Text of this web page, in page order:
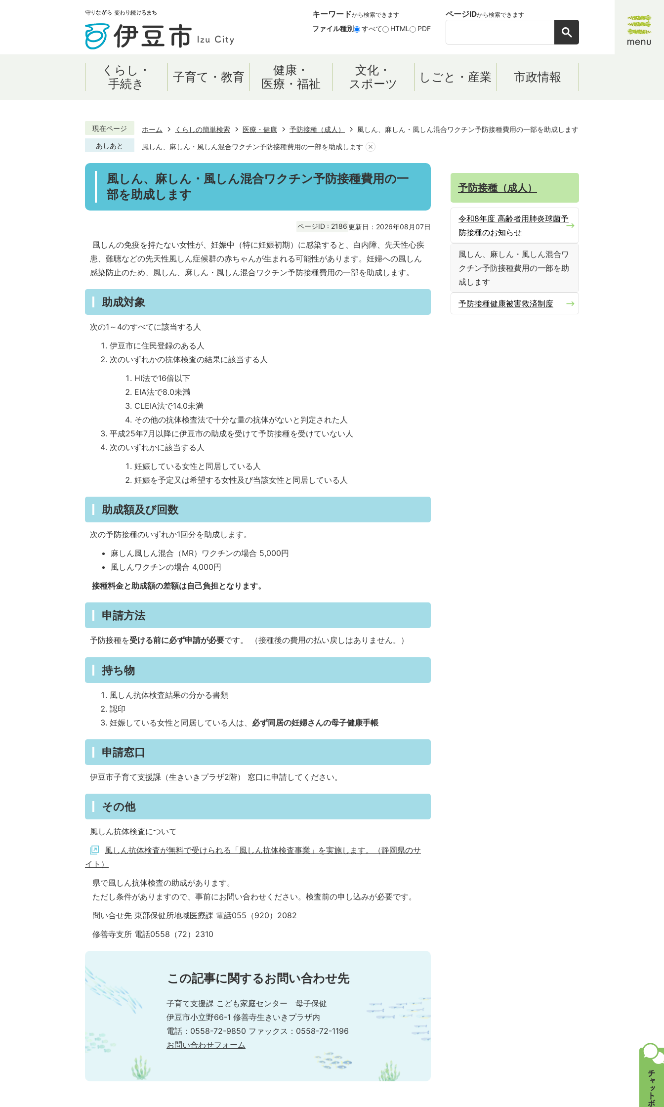
キーワードから検索できます
ファイル種別 すべて HTML PDF
ページIDから検索できます
くらし・
手続き
子育て・教育
健康・
医療・福祉
文化・
スポーツ
しごと・産業 市政情報
現在ページ ホーム くらしの簡単検索 医療・健康 予防接種（成人）
風しん、麻しん・風しん混合ワクチン予防接種費用の一部を助成します
あしあと
風しん、麻しん・風しん混合ワクチン予防接種費用の一部を助成します
風しん、麻しん・風しん混合ワクチン予防接種費用の一
部を助成します
ページID : 2186更新日：2026年08月07日
風しんの免疫を持たない女性が、妊娠中（特に妊娠初期）に感染すると、白内障、先天性心疾
患、難聴などの先天性風しん症候群の赤ちゃんが生まれる可能性があります。妊婦への風しん
感染防止のため、風しん、麻しん・風しん混合ワクチン予防接種費用の一部を助成します。
助成対象
次の1～4のすべてに該当する人
伊豆市に住民登録のある人
次のいずれかの抗体検査の結果に該当する人
HI法で16倍以下
EIA法で8.0未満
CLEIA法で14.0未満
その他の抗体検査法で十分な量の抗体がないと判定された人
平成25年7月以降に伊豆市の助成を受けて予防接種を受けていない人
次のいずれかに該当する人
妊娠している女性と同居している人
妊娠を予定又は希望する女性及び当該女性と同居している人
助成額及び回数
次の予防接種のいずれか1回分を助成します。
麻しん風しん混合（MR）ワクチンの場合 5,000円
風しんワクチンの場合 4,000円
接種料金と助成額の差額は自己負担となります。
申請方法
予防接種を受ける前に必ず申請が必要です。 （接種後の費用の払い戻しはありません。）
持ち物
風しん抗体検査結果の分かる書類
認印
妊娠している女性と同居している人は、 必ず同居の妊婦さんの母子健康手帳
申請窓口
伊豆市子育て支援課（生きいきプラザ2階） 窓口に申請してください。
その他
風しん抗体検査について
風しん抗体検査が無料で受けられる「風しん抗体検査事業」を実施します。（静岡県のサ
イト）
県で風しん抗体検査の助成があります。
ただし条件がありますので、事前にお問い合わせください。検査前の申し込みが必要です。
問い合せ先 東部保健所地域医療課 電話055（920）2082
修善寺支所 電話0558（72）2310
この記事に関するお問い合わせ先
子育て支援課 こども家庭センター 母子保健
伊豆市小立野66-1 修善寺生きいきプラザ内
電話：0558-72-9850 ファックス：0558-72-1196
お問い合わせフォーム
予防接種（成人）
令和8年度 高齢者用肺炎球菌予
防接種のお知らせ
風しん、麻しん・風しん混合ワ
クチン予防接種費用の一部を助
成します
予防接種健康被害救済制度